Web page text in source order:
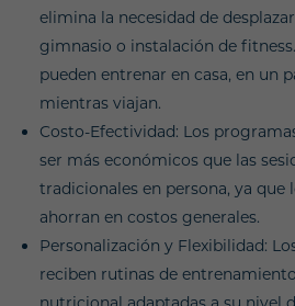
elimina la necesidad de
gimnasio o instalación de
pueden entrenar en casa, en un
mientras viajan.
Costo-Efectividad: Los
ser más económicos que las
tradicionales en persona, ya que
ahorran en costos generales.
Personalización y Flexibilidad:
reciben rutinas de